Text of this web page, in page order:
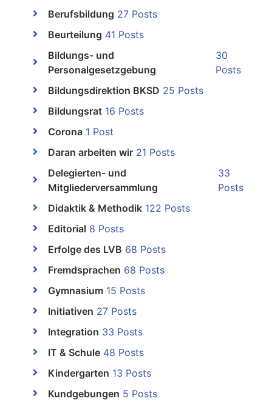
Berufsbildung 27 Posts
Beurteilung 41 Posts
Bildungs- und
Personalgesetzgebung
30
Posts
Bildungsdirektion BKSD 25 Posts
Bildungsrat 16 Posts
Corona 1 Post
Daran arbeiten wir 21 Posts
Delegierten- und
Mitgliederversammlung
33
Posts
Didaktik & Methodik 122 Posts
Editorial 8 Posts
Erfolge des LVB 68 Posts
Fremdsprachen 68 Posts
Gymnasium 15 Posts
Initiativen 27 Posts
Integration 33 Posts
IT & Schule 48 Posts
Kindergarten 13 Posts
Kundgebungen 5 Posts